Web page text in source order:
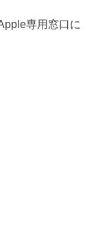
専用窓口に